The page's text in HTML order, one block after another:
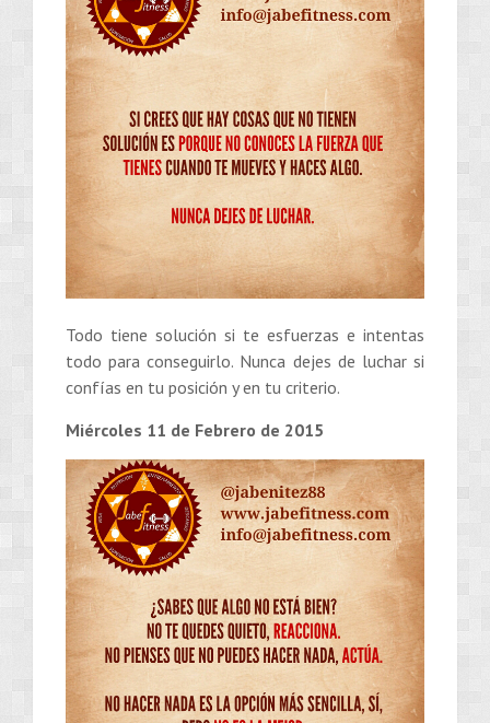
Todo tiene solución si te esfuerzas e intentas
todo para conseguirlo. Nunca dejes de luchar si
confías en tu posición y en tu criterio.
Miércoles 11 de Febrero de 2015